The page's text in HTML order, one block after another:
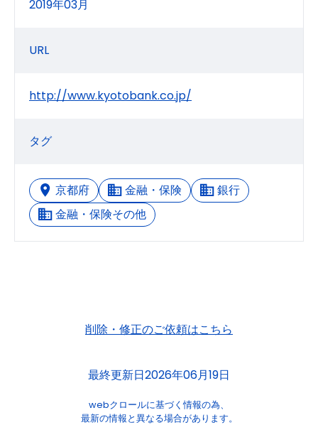
2019年03月
URL
http://www.kyotobank.co.jp/
タグ
京都府 金融・保険
銀行
金融・保険その他
削除・修正のご依頼はこちら
最終更新日2026年06月19日
webクロールに基づく情報の為、
最新の情報と異なる場合があります。